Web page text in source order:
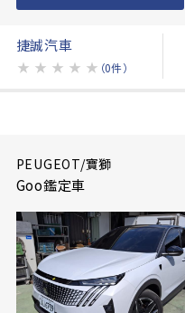
捷誠汽車
★ ★ ★ ★ ★ （0件）
PEUGEOT/寶獅
Goo鑑定車